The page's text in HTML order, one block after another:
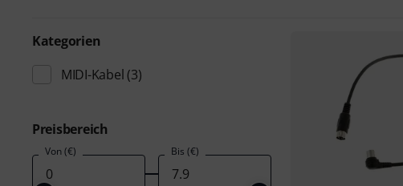
Kategorien
MIDI-Kabel (3)
Preisbereich
Von (€) Bis (€)